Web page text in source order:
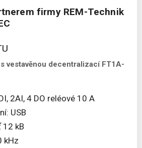
firmy REM-Technik
vestavěnou decentralizací FT1A-
2AI, 4 DO reléové 10 A
USB
12 kB
kHz